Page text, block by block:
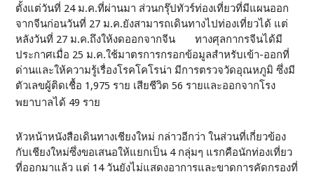
ตั้งแต่วันที่ 24 ม.ค.ที่ผ่านมา ส่วนกรุ๊ปทัวร์ท่องเที่ยวที่มีแผนออก
จากจีนก่อนวันที่ 27 ม.ค.ยังสามารถเดินทางไปท่องเที่ยวได้ แต่
หลังวันที่ 27 ม.ค.ถึงให้งดออกจากจีน ทางศุลกากรจีนได้มี
ประกาศเมื่อ 25 ม.ค.ใช้มาตรการกรอกข้อมูลสำหรับเข้า-ออกที่
ด่านและให้ความรู้เรื่องโรคโคโรน่า มีการตรวจวัดอุณหภูมิ ซึ่งมี
ตัวเลขผู้ติดเชื้อ 1,975 ราย เสียชีวิต 56 รายและออกจากโรง
พยาบาลได้ 49 ราย
หัวหน้าหนังสือเดินทางเชียงใหม่ กล่าวอีกว่า ในส่วนที่เกี่ยวข้อง
กับเชียงใหม่ซึ่งขอเสนอให้แยกเป็น 4 กลุ่มๆ แรกคือนักท่องเที่ยว
ที่ออกมาแล้ว แต่ 14 วันยังไม่แสดงอาการและขาดการคัดกรองที่